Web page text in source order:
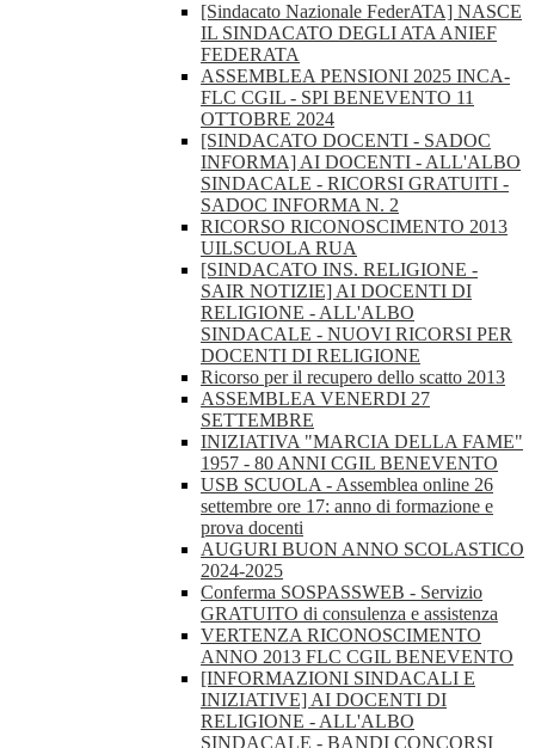
[Sindacato Nazionale FederATA] NASCE
IL SINDACATO DEGLI ATA ANIEF
FEDERATA
ASSEMBLEA PENSIONI 2025 INCA-
FLC CGIL - SPI BENEVENTO 11
OTTOBRE 2024
[SINDACATO DOCENTI - SADOC
INFORMA] AI DOCENTI - ALL'ALBO
SINDACALE - RICORSI GRATUITI -
SADOC INFORMA N. 2
RICORSO RICONOSCIMENTO 2013
UILSCUOLA RUA
[SINDACATO INS. RELIGIONE -
SAIR NOTIZIE] AI DOCENTI DI
RELIGIONE - ALL'ALBO
SINDACALE - NUOVI RICORSI PER
DOCENTI DI RELIGIONE
Ricorso per il recupero dello scatto 2013
ASSEMBLEA VENERDI 27
SETTEMBRE
INIZIATIVA "MARCIA DELLA FAME"
1957 - 80 ANNI CGIL BENEVENTO
USB SCUOLA - Assemblea online 26
settembre ore 17: anno di formazione e
prova docenti
AUGURI BUON ANNO SCOLASTICO
2024-2025
Conferma SOSPASSWEB - Servizio
GRATUITO di consulenza e assistenza
VERTENZA RICONOSCIMENTO
ANNO 2013 FLC CGIL BENEVENTO
[INFORMAZIONI SINDACALI E
INIZIATIVE] AI DOCENTI DI
RELIGIONE - ALL'ALBO
SINDACALE - BANDI CONCORSI